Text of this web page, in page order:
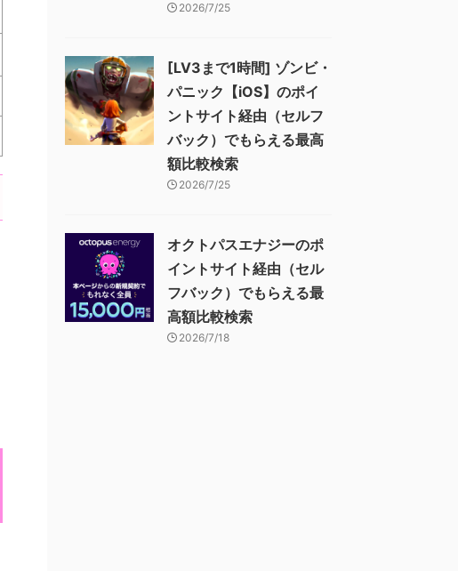
2026/7/25
[LV3まで1時間] ゾンビ・
パニック【iOS】のポイ
ントサイト経由（セルフ
バック）でもらえる最高
額比較検索
2026/7/25
オクトパスエナジーのポ
イントサイト経由（セル
フバック）でもらえる最
高額比較検索
2026/7/18